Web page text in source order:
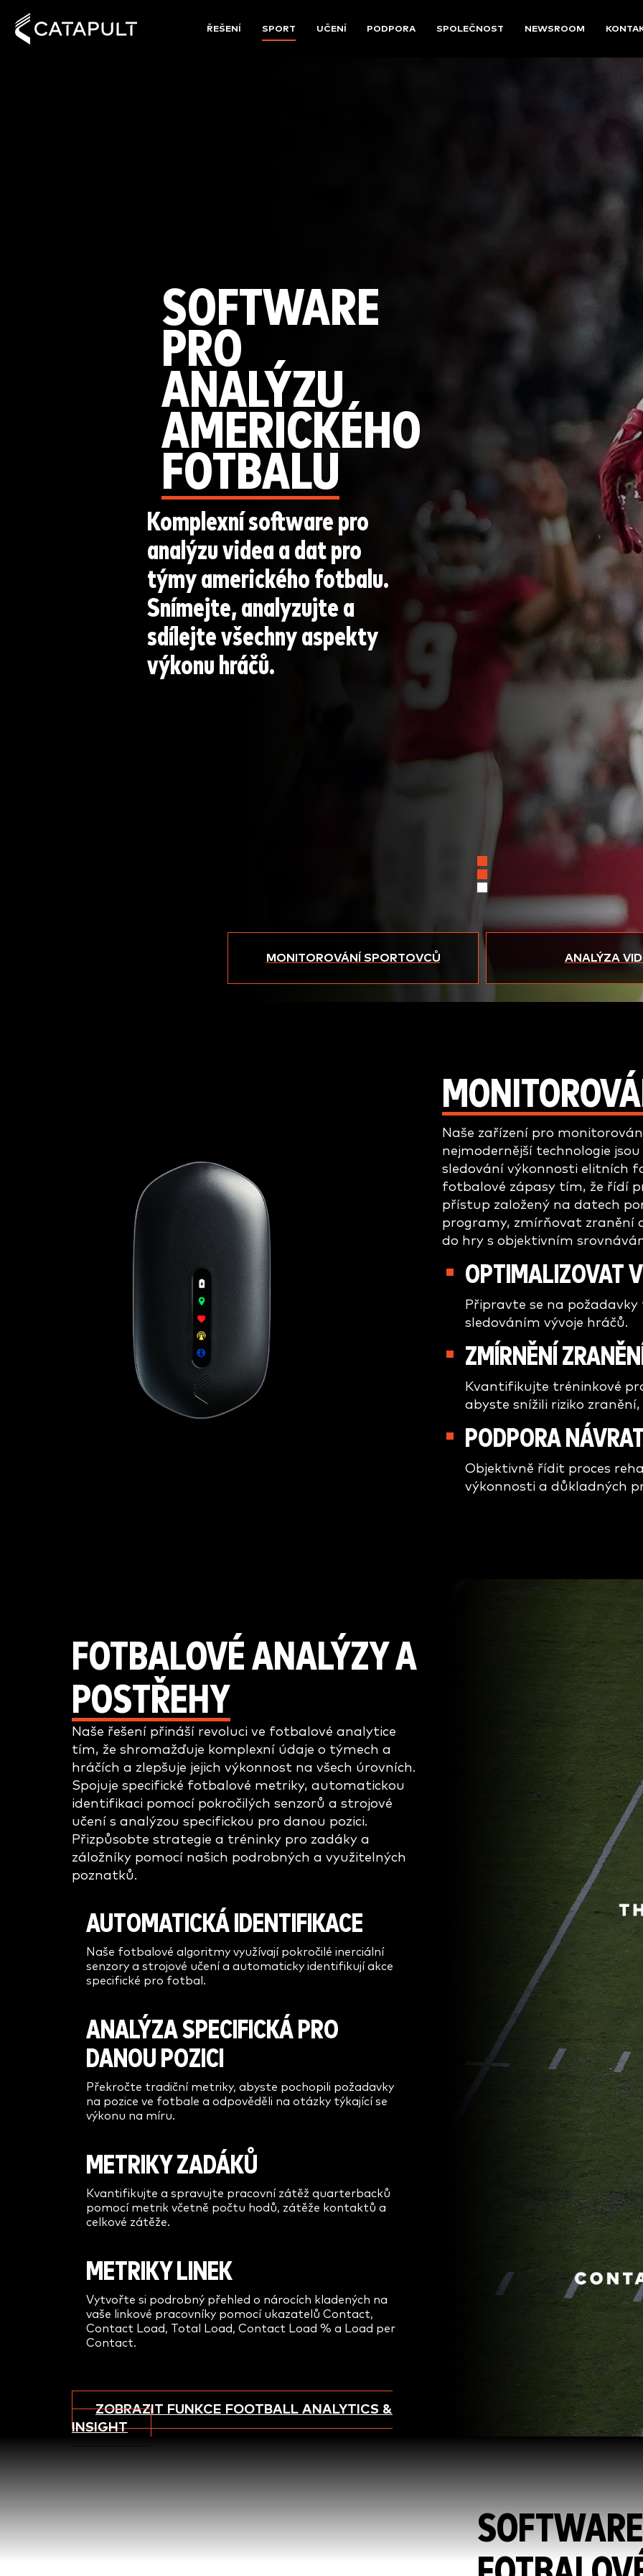
ŘEŠENÍ SPORT UČENÍ PODPORA SPOLEČNOST NEWSROOM
SOFTWARE
PRO
ANALÝZU
AMERICKÉHO
FOTBALU
Komplexní software pro
analýzu videa a dat pro
týmy amerického fotbalu.
Snímejte, analyzujte a
sdílejte všechny aspekty
výkonu hráčů.
MONITOROVÁNÍ SPORTOVCŮ ANALÝZA
Naše zařízení pro
nejmodernější technologie
sledování výkonnosti elitních
fotbalové zápasy tím, že řídí
přístup založený na datech
programy, zmírňovat
do hry s objektivním
OPTIMALIZOVAT
Připravte se na
sledováním vývoje hráčů.
ZMÍRNĚNÍ
Kvantifikujte tréninkové
abyste snížili riziko
PODPORA
Objektivně řídit proces
výkonnosti a důkladných
FOTBALOVÉ ANALÝZY A
POSTŘEHY
Naše řešení přináší revoluci ve fotbalové analytice
tím, že shromažďuje komplexní údaje o týmech a
hráčích a zlepšuje jejich výkonnost na všech úrovních.
Spojuje specifické fotbalové metriky, automatickou
identifikaci pomocí pokročilých senzorů a strojové
učení s analýzou specifickou pro danou pozici.
Přizpůsobte strategie a tréninky pro zadáky a
záložníky pomocí našich podrobných a využitelných
poznatků.
AUTOMATICKÁ IDENTIFIKACE
Naše fotbalové algoritmy využívají pokročilé inerciální
senzory a strojové učení a automaticky identifikují akce
specifické pro fotbal.
ANALÝZA SPECIFICKÁ PRO
DANOU POZICI
Překročte tradiční metriky, abyste pochopili požadavky
na pozice ve fotbale a odpověděli na otázky týkající se
výkonu na míru.
METRIKY ZADÁKŮ
Kvantifikujte a spravujte pracovní zátěž quarterbacků
pomocí metrik včetně počtu hodů, zátěže kontaktů a
celkové zátěže.
METRIKY LINEK
Vytvořte si podrobný přehled o nárocích kladených na
vaše linkové pracovníky pomocí ukazatelů Contact,
Contact Load, Total Load, Contact Load % a Load per
Contact.
ZOBRAZIT FUNKCE FOOTBALL ANALYTICS &
INSIGHT